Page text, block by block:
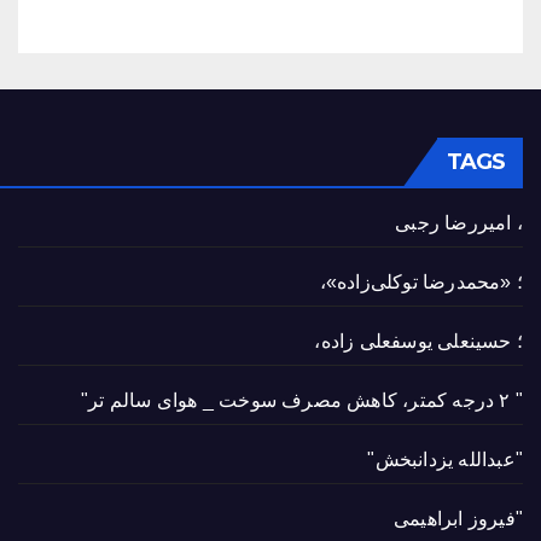
TAGS
، امیررضا رجبی
؛ «محمدرضا توکلی‌زاده»،
؛ حسینعلی یوسفعلی زاده،
" ۲ درجه کمتر، کاهش مصرف سوخت _ هوای سالم تر"
"عبدالله یزدانبخش"
"فیروز ابراهیمی